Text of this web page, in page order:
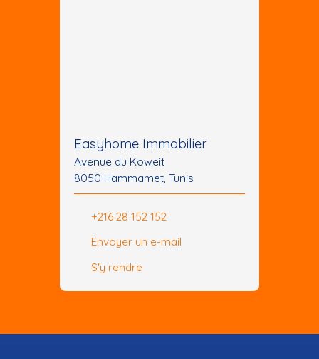
Easyhome Immobilier
Avenue du Koweit
8050 Hammamet, Tunis
+216 28 152 152
Envoyer un e-mail
S'y rendre